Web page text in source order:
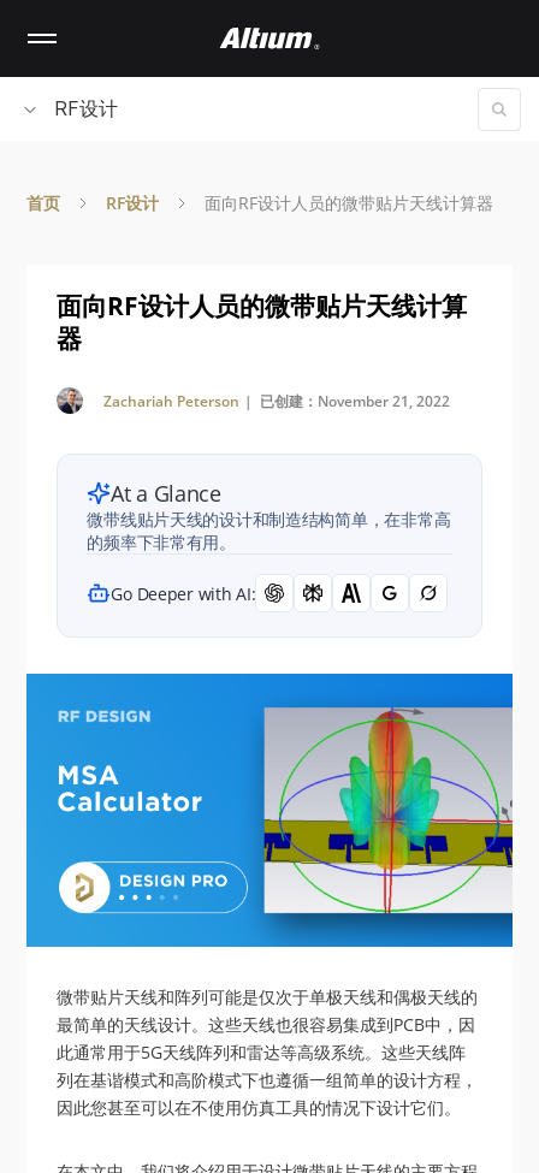
contentRF设计
首页 RF设计 面向RF设计人员的微带贴片天线计算器
面向RF设计人员的微带贴片天线计算
器
Zachariah Peterson | 已创建：November 21, 2022
At a Glance
微带线贴片天线的设计和制造结构简单，在非常高
的频率下非常有用。
Go Deeper with AI:
微带贴片天线和阵列可能是仅次于单极天线和偶极天线的
最简单的天线设计。这些天线也很容易集成到PCB中，因
此通常用于5G天线阵列和雷达等高级系统。这些天线阵
列在基谐模式和高阶模式下也遵循一组简单的设计方程，
因此您甚至可以在不使用仿真工具的情况下设计它们。